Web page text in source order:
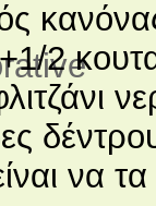
2
να